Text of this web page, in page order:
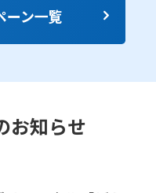
ーン一覧
お知らせ